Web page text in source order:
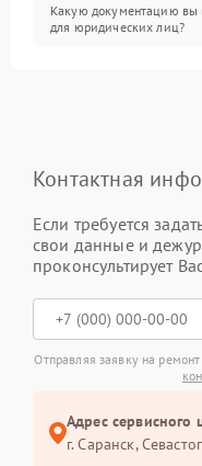
Какую документацию вы
для юридических лиц?
Контактная
Если требуется
свои данные и
проконсультирует
Отправляя заявку на
Адрес сервисного
г. Саранск,